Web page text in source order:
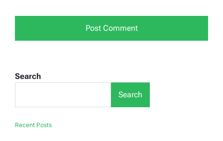
Search
Search
Recent Posts